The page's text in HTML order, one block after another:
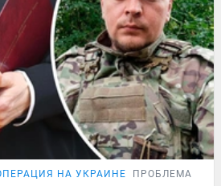
НА УКРАИНЕ ПРОБЛЕМА